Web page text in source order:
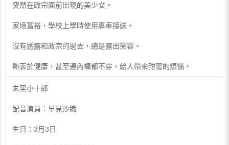
突然在政宗面前出現的美少女。
家境富裕，學校上學時使用專車接送。
沒有透露和政宗的過去，總是露出笑容。
熱衷於健康，甚至連內褲都不穿，給人帶來甜蜜的煩惱。
​朱里小十郎
配音演員：早見沙織
生日：3月3日